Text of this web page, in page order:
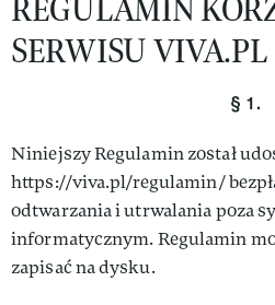
VIVA!LIFESTYLE
VIVA!ITAKA
MAGAZYN VIVA!
REGULAMIN
SERWISU VIVA.PL
§ 1.
Niniejszy Regulamin został
https://viva.pl/regulamin/
odtwarzania i utrwalania poza
informatycznym. Regulamin
zapisać na dysku.